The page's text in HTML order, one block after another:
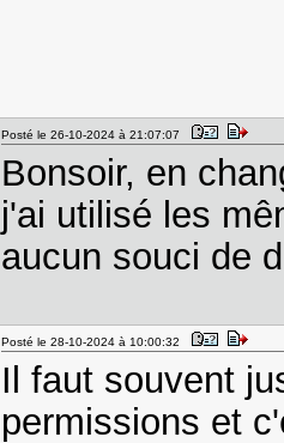
Posté le 26-10-2024 à 21:07:07
Bonsoir, en
j'ai utilisé les
aucun souci de
Posté le 28-10-2024 à 10:00:32
Il faut souvent
permissions et